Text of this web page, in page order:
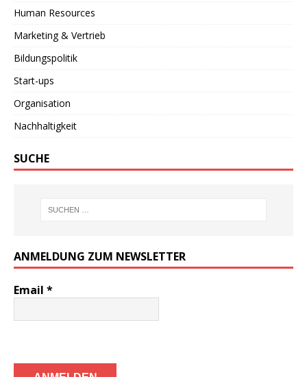
Human Resources
Marketing & Vertrieb
Bildungspolitik
Start-ups
Organisation
Nachhaltigkeit
SUCHE
ANMELDUNG ZUM NEWSLETTER
Email *